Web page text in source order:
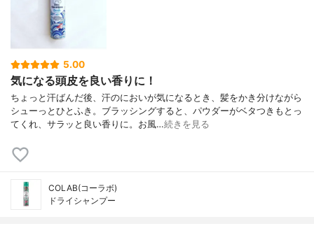
5.00
気になる頭皮を良い香りに！
ちょっと汗ばんだ後、汗のにおいが気になるとき、髪をかき分けながら
シューっとひとふき。ブラッシングすると、パウダーがベタつきもとっ
てくれ、サラッと良い香りに。お風…続きを見る
COLAB(コーラボ)
ドライシャンプー